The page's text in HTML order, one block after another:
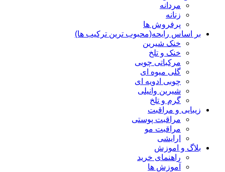
مردانه
زنانه
پرفروش ها
بر اساس رایحه(محبوب ترین ترکیب ها)
خنک شیرین
خنک و تلخ
مرکباتی چوبی
گلی میوه ای
چوبی ادویه ای
شیرین وانیلی
گرم و تلخ
زیبایی و مراقبت
مراقبت پوستی
مراقبت مو
ارایشی
بلاگ و اموزش
راهنمای خرید
آموزش ها